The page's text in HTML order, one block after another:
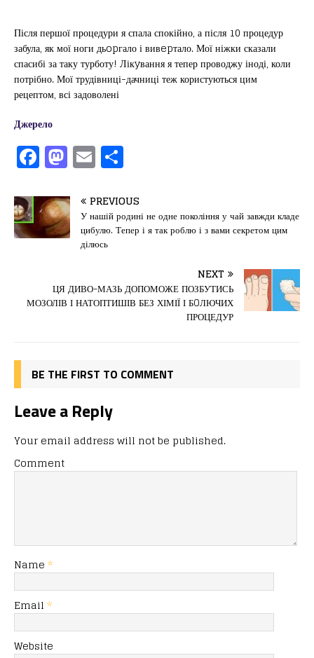
Після першої процедури я спала спокійно, а після 10 процедур
забула, як мої ноги дьopгало і вивepтало. Мої ніжки сказали
спасибі за таку турботу! Лікyвання я тепер проводжу іноді, коли
потрібно. Мої трудівниці-дачниці теж користуються цим
рецептом, всі задоволені
Джерело
F
a
c
e
b
o
k
M
a
st
o
d
n
E
m
ai
l
іл
и
т
я
PREVIOUS
У нашій родині не одне покоління у чай завжди кладе
цибулю. Тепер і я так роблю і з вами секретом цим
ділюсь
NEXT
ЦЯ ДИВО-МАЗЬ ДОПОМОЖЕ ПОЗБУТИСЬ
МОЗОЛІВ І НАТОПТИШІВ БЕЗ ХІМІЇ І БOЛЮЧИХ
ПРОЦЕДУР
BE THE FIRST TO COMMENT
Leave a Reply
Your email address will not be published.
Comment
Name *
Email *
Website